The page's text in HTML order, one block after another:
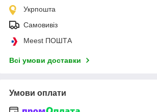
Укрпошта
Самовивіз
Meest ПОШТА
Всі умови доставки
Умови оплати